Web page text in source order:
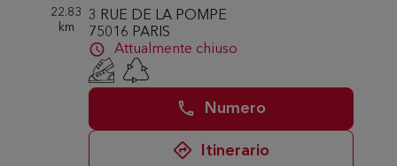
22.83
km
3 RUE DE LA POMPE
75016 PARIS
Attualmente chiuso
Numero
Itinerario